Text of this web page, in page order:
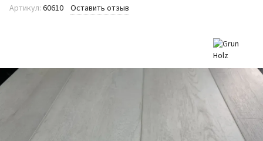
Артикул: 60610 Оставить отзыв